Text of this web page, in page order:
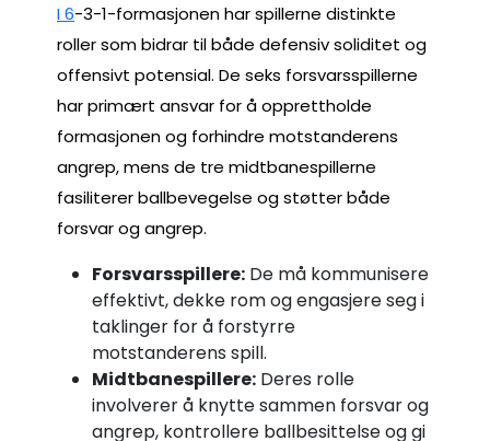
I 6-3-1-formasjonen har spillerne distinkte
roller som bidrar til både defensiv soliditet og
offensivt potensial. De seks forsvarsspillerne
har primært ansvar for å opprettholde
formasjonen og forhindre motstanderens
angrep, mens de tre midtbanespillerne
fasiliterer ballbevegelse og støtter både
forsvar og angrep.
Forsvarsspillere: De må kommunisere
effektivt, dekke rom og engasjere seg i
taklinger for å forstyrre
motstanderens spill.
Midtbanespillere: Deres rolle
involverer å knytte sammen forsvar og
angrep, kontrollere ballbesittelse og gi